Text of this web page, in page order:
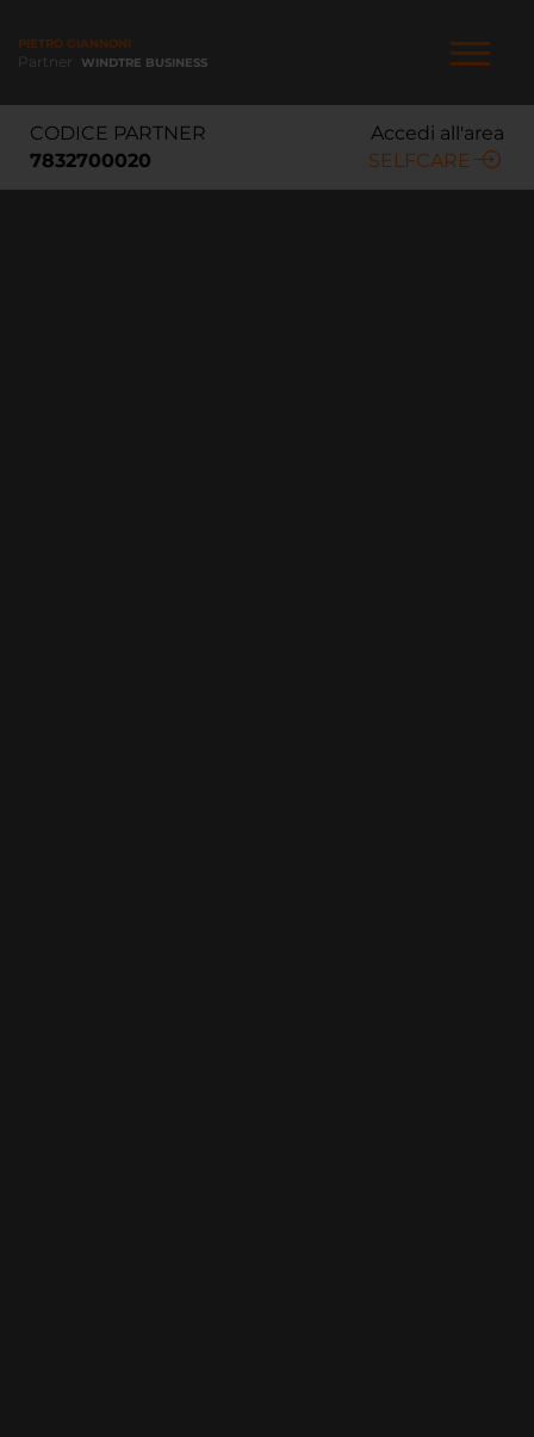
contenuto
PIETRO GIANNONI
Partner WINDTRE BUSINESS
CODICE PARTNER
7832700020
Accedi all'area
SELFCARE
NAVIGAZIONE
PRINCIPALE